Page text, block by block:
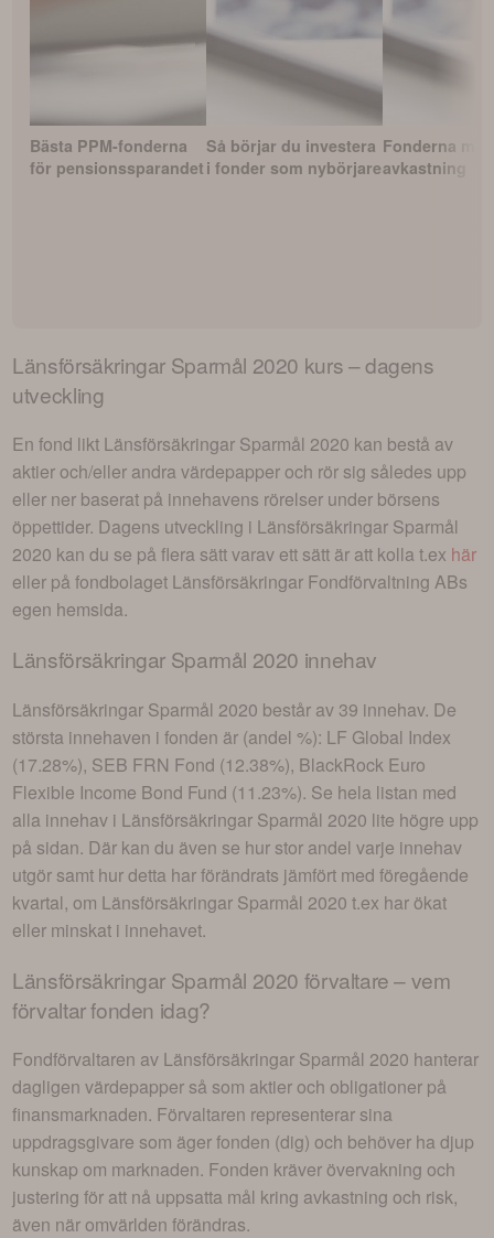
Bästa PPM-fonderna
för pensionssparandet
Så börjar du investera
i fonder som nybörjare
Fonderna
avkastning
Länsförsäkringar Sparmål 2020 kurs – dagens
utveckling
En fond likt Länsförsäkringar Sparmål 2020 kan bestå av
aktier och/eller andra värdepapper och rör sig således upp
eller ner baserat på innehavens rörelser under börsens
öppettider. Dagens utveckling i Länsförsäkringar Sparmål
2020 kan du se på flera sätt varav ett sätt är att kolla t.ex här
eller på fondbolaget Länsförsäkringar Fondförvaltning ABs
egen hemsida.
Länsförsäkringar Sparmål 2020 innehav
Länsförsäkringar Sparmål 2020 består av 39 innehav. De
största innehaven i fonden är (andel %): LF Global Index
(17.28%), SEB FRN Fond (12.38%), BlackRock Euro
Flexible Income Bond Fund (11.23%). Se hela listan med
alla innehav i Länsförsäkringar Sparmål 2020 lite högre upp
på sidan. Där kan du även se hur stor andel varje innehav
utgör samt hur detta har förändrats jämfört med föregående
kvartal, om Länsförsäkringar Sparmål 2020 t.ex har ökat
eller minskat i innehavet.
Länsförsäkringar Sparmål 2020 förvaltare – vem
förvaltar fonden idag?
Fondförvaltaren av Länsförsäkringar Sparmål 2020 hanterar
dagligen värdepapper så som aktier och obligationer på
finansmarknaden. Förvaltaren representerar sina
uppdragsgivare som äger fonden (dig) och behöver ha djup
kunskap om marknaden. Fonden kräver övervakning och
justering för att nå uppsatta mål kring avkastning och risk,
även när omvärlden förändras.